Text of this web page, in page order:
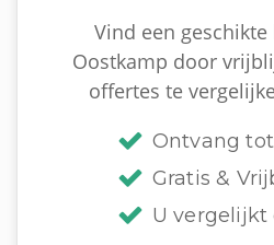
Vind een
Oostkamp door
offertes te
Ontvang
Gratis &
U vergelijkt